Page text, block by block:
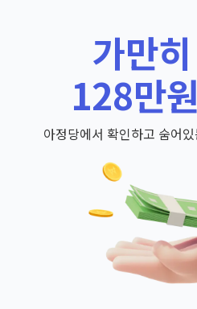
가만
128만
아정당에서 확인하고 숨어